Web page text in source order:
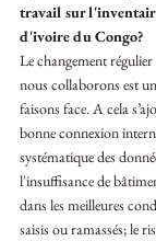
travail sur
d'ivoire du Congo?
Le changement
nous collaborons est
faisons face. A cela
bonne connexion
systématique des
l'insuffisance de
dans les meilleures
saisis ou ramassés; le